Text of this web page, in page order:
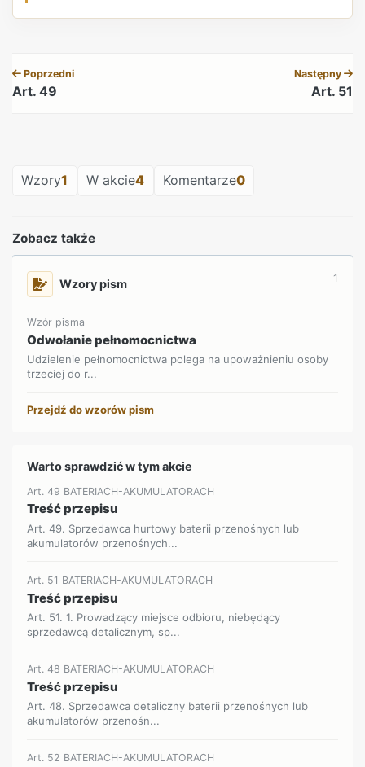
Poprzedni
Art. 49
Następny
Art. 51
Wzory1 W akcie4 Komentarze0
Zobacz także
Wzory pism 1
Wzór pisma
Odwołanie pełnomocnictwa
Udzielenie pełnomocnictwa polega na upoważnieniu osoby
trzeciej do r...
Przejdź do wzorów pism
Warto sprawdzić w tym akcie
Art. 49 BATERIACH-AKUMULATORACH
Treść przepisu
Art. 49. Sprzedawca hurtowy baterii przenośnych lub
akumulatorów przenośnych...
Art. 51 BATERIACH-AKUMULATORACH
Treść przepisu
Art. 51. 1. Prowadzący miejsce odbioru, niebędący
sprzedawcą detalicznym, sp...
Art. 48 BATERIACH-AKUMULATORACH
Treść przepisu
Art. 48. Sprzedawca detaliczny baterii przenośnych lub
akumulatorów przenośn...
Art. 52 BATERIACH-AKUMULATORACH